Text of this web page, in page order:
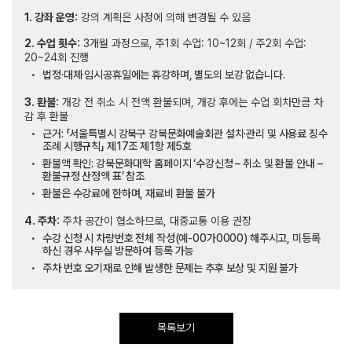
1. 강좌 운영: 강의 계획은 사정에 의해 변경될 수 있음
2. 수업 횟수: 3개월 과정으로, 주1회 수업: 10~12회 / 주2회 수업:
20~24회 진행
법정·대체·임시공휴일에는 휴강하며, 별도의 보강 없습니다.
3. 환불: 개강 전 취소 시 전액 환불되며, 개강 후에는 수업 회차만큼 차
감 후 환불
근거: 「서울특별시 강북구 강북문화예술회관 설치·관리 및 사용료 징수
조례 시행규칙」 제17조 제1항 제5호
환불액 확인: 강북문화대학 홈페이지 ‘수강신청 – 취소 및 환불 안내 –
환불규정 산정액 표’ 참조
환불은 수강료에 한하며, 재료비 환불 불가
4. 주차: 주차 공간이 협소하므로, 대중교통 이용 권장
수강 신청 시 차량번호 전체 작성(예-00가0000) 해주시고, 미등록
하신 경우 사무실 방문하여 등록 가능
주차 번호 오기재로 인해 발생한 문제는 추후 보상 및 지원 불가
목록보기